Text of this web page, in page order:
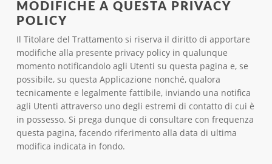
MODIFICHE A QUESTA PRIVACY
POLICY
Il Titolare del Trattamento si riserva il diritto di apportare
modifiche alla presente privacy policy in qualunque
momento notificandolo agli Utenti su questa pagina e, se
possibile, su questa Applicazione nonché, qualora
tecnicamente e legalmente fattibile, inviando una notifica
agli Utenti attraverso uno degli estremi di contatto di cui è
in possesso. Si prega dunque di consultare con frequenza
questa pagina, facendo riferimento alla data di ultima
modifica indicata in fondo.